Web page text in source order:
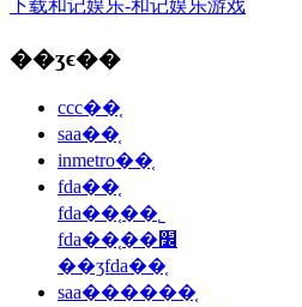
下载和记娱乐-和记娱乐游戏
��ʒϵ��
ccc��֤
saa��֤
inmetro��֤
fda��֤
fda��֤��˾
fda��֤��׼
��ʒfda��֤
saa������֤